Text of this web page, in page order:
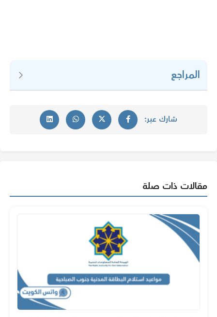
المراجع
شارك عبر:
مقالات ذات صلة